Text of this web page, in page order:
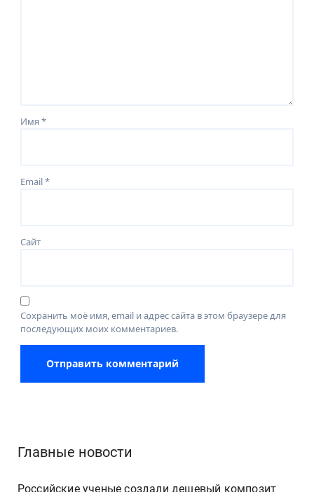
Имя*
Email*
Сайт
Сохранить моё имя, email и адрес сайта в этом браузере для
последующих моих комментариев.
Главные новости
Российские ученые создали дешевый композит